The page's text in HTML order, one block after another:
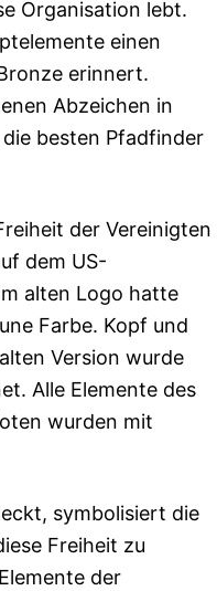
Organisation lebt.
einen
erinnert.
Abzeichen in
besten Pfadfinder
der Vereinigten
dem US-
alten Logo hatte
Farbe. Kopf und
Version wurde
Alle Elemente des
wurden mit
symbolisiert die
Freiheit zu
der